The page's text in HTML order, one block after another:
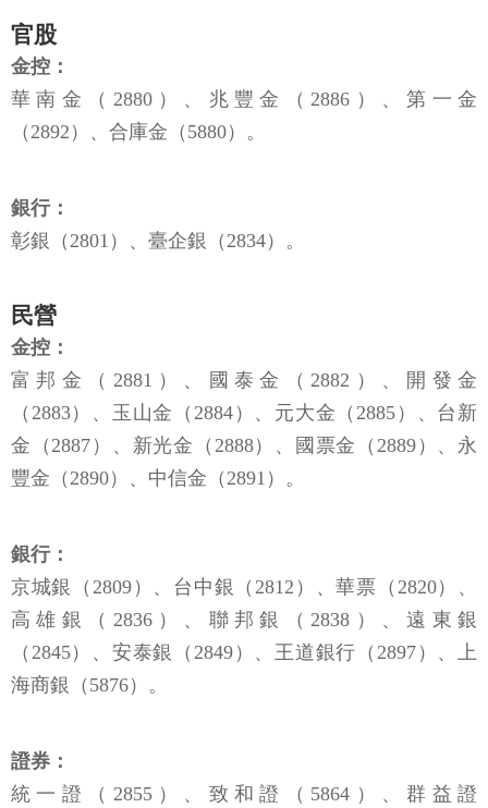
官股
金控：
華南金（2880）、兆豐金（2886）、第一金
（2892）、合庫金（5880）。
銀行：
彰銀（2801）、臺企銀（2834）。
民營
金控：
富邦金（2881）、國泰金（2882）、開發金
（2883）、玉山金（2884）、元大金（2885）、台新
金（2887）、新光金（2888）、國票金（2889）、永
豐金（2890）、中信金（2891）。
銀行：
京城銀（2809）、台中銀（2812）、華票（2820）、
高雄銀（2836）、聯邦銀（2838）、遠東銀
（2845）、安泰銀（2849）、王道銀行（2897）、上
海商銀（5876）。
證券：
統一證（2855）、致和證（5864）、群益證